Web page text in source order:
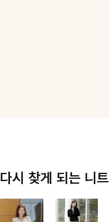
다시 찾게 되는 니트